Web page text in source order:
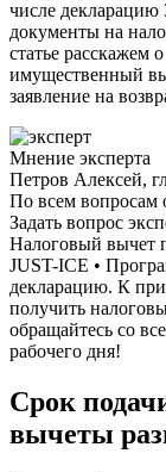
числе
документы на
статье расскажем
имущественный
заявление на
Мнение эксперта
Петров Алексей,
По всем вопросам
Задать вопрос
Налоговый вычет
JUST-ICE •
декларацию. К
получить
обращайтесь со
рабочего дня!
Срок
вычеты